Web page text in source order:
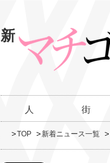
新
人 街
TOP 新着ニュース一覧